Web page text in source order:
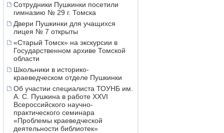
Сотрудники Пушкинки посетили
гимназию № 29 г. Томска
Двери Пушкинки для учащихся
лицея № 7 открыты
«Старый Томск» на экскурсии в
Государственном архиве Томской
области
Школьники в историко-
краеведческом отделе Пушкинки
Об участии специалиста ТОУНБ им.
А. С. Пушкина в работе XXVI
Всероссийского научно-
практического семинара
«Проблемы краеведческой
деятельности библиотек»